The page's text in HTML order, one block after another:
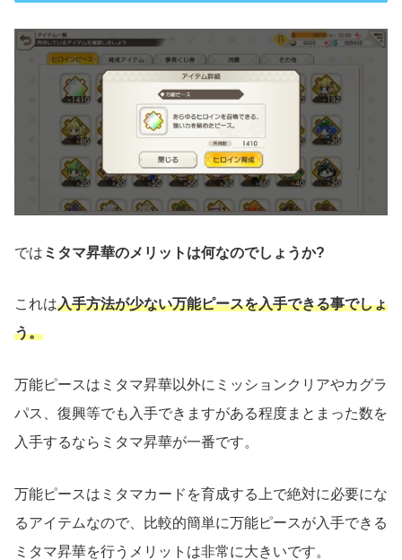
では ミタマ昇華のメリットは何なのでしょうか?
これは入手方法が少ない万能ピースを入手できる事でしょ
う。
万能ピースはミタマ昇華以外にミッションクリアやカグラ
パス、復興等でも入手できますがある程度まとまった数を
入手するならミタマ昇華が一番です。
万能ピースはミタマカードを育成する上で絶対に必要にな
るアイテムなので、比較的簡単に万能ピースが入手できる
ミタマ昇華を行うメリットは非常に大きいです。